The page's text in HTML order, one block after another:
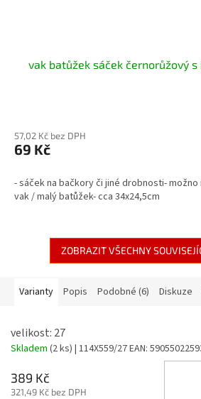
vak batůžek sáček černorůžový
57,02 Kč bez DPH
69 Kč
- sáček na bačkory či jiné drobnosti-
vak / malý batůžek- cca 34x24,5cm
ZOBRAZIT VŠECHNY
Varianty Popis Podobné (6) Diskuze
velikost: 27
Skladem (2 ks) | 114X559/27EAN:
389 Kč
321,49 Kč bez DPH